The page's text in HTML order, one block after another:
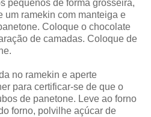
pequenos de forma grosseira,
um ramekin com manteiga e
Coloque o chocolate
de camadas. Coloque de
no ramekin e aperte
para certificar-se de que o
de panetone. Leve ao forno
forno, polvilhe açúcar de